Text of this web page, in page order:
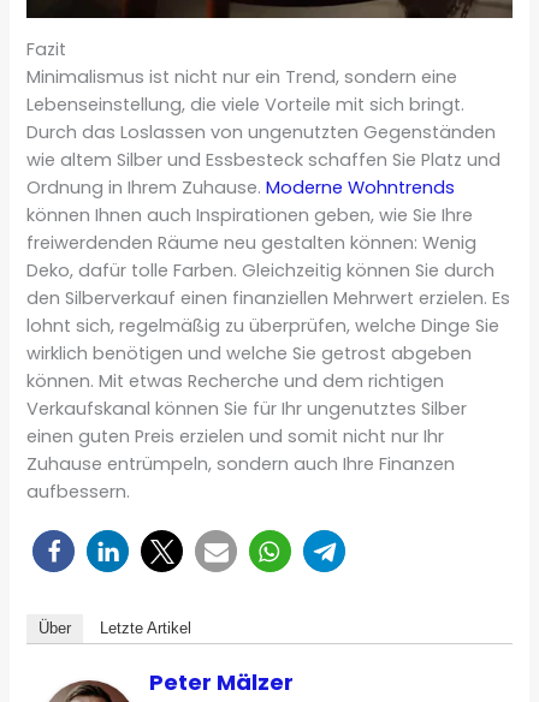
Fazit
Minimalismus ist nicht nur ein Trend, sondern eine
Lebenseinstellung, die viele Vorteile mit sich bringt.
Durch das Loslassen von ungenutzten Gegenständen
wie altem Silber und Essbesteck schaffen Sie Platz und
Ordnung in Ihrem Zuhause.Moderne Wohntrends
können Ihnen auch Inspirationen geben, wie Sie Ihre
freiwerdenden Räume neu gestalten können: Wenig
Deko, dafür tolle Farben. Gleichzeitig können Sie durch
den Silberverkauf einen finanziellen Mehrwert erzielen. Es
lohnt sich, regelmäßig zu überprüfen, welche Dinge Sie
wirklich benötigen und welche Sie getrost abgeben
können. Mit etwas Recherche und dem richtigen
Verkaufskanal können Sie für Ihr ungenutztes Silber
einen guten Preis erzielen und somit nicht nur Ihr
Zuhause entrümpeln, sondern auch Ihre Finanzen
aufbessern.
Über Letzte Artikel
Peter Mälzer